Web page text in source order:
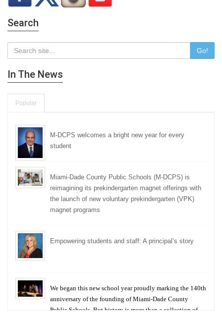
Search
Go!
In The News
Popular
M-DCPS welcomes a bright new year for every
student
Miami-Dade County Public Schools (M-DCPS) is
reimagining its prekindergarten magnet offerings with
the launch of new voluntary prekindergarten (VPK)
magnet programs
Empowering students and staff: A principal’s story
We began this new school year proudly marking the 140th
anniversary of the founding of Miami-Dade County
Public Schools. But history is more than a collection of